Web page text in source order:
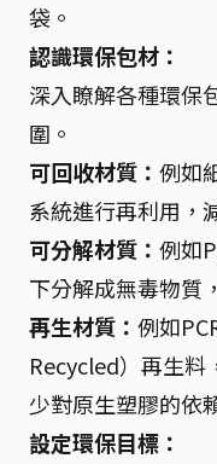
袋。
認識環保包材：
深入瞭解各種環保
圍。
可回收材質： 例如
系統進行再利用，
可分解材質： 例如
下分解成無毒物質
再生材質： 例如
Recycled）再生料
少對原生塑膠的依
設定環保目標：